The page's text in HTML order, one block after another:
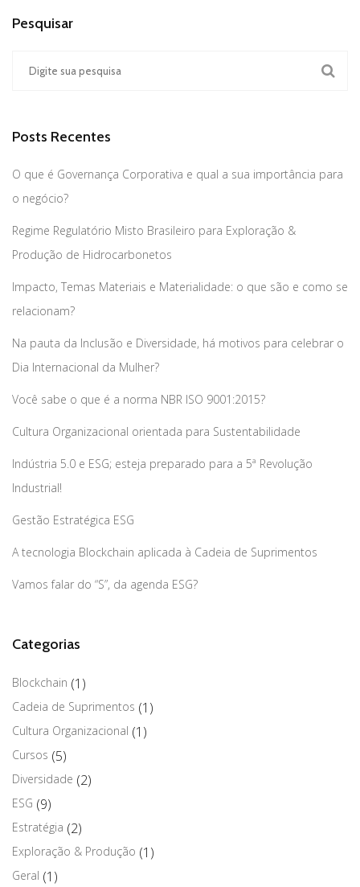
Pesquisar
Posts Recentes
O que é Governança Corporativa e qual a sua importância para
o negócio?
Regime Regulatório Misto Brasileiro para Exploração &
Produção de Hidrocarbonetos
Impacto, Temas Materiais e Materialidade: o que são e como se
relacionam?
Na pauta da Inclusão e Diversidade, há motivos para celebrar o
Dia Internacional da Mulher?
Você sabe o que é a norma NBR ISO 9001:2015?
Cultura Organizacional orientada para Sustentabilidade
Indústria 5.0 e ESG; esteja preparado para a 5ª Revolução
Industrial!
Gestão Estratégica ESG
A tecnologia Blockchain aplicada à Cadeia de Suprimentos
Vamos falar do “S”, da agenda ESG?
Categorias
Blockchain (1)
Cadeia de Suprimentos (1)
Cultura Organizacional (1)
Cursos (5)
Diversidade (2)
ESG (9)
Estratégia (2)
Exploração & Produção (1)
Geral (1)